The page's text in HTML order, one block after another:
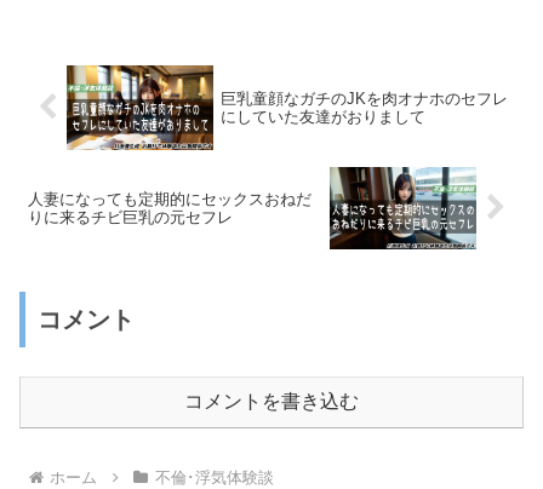
巨乳童顔なガチのJKを肉オナホのセフレ
にしていた友達がおりまして
人妻になっても定期的にセックスおねだ
りに来るチビ巨乳の元セフレ
コメント
コメントを書き込む
ホーム 不倫･浮気体験談